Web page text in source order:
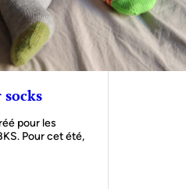
pour les
Pour cet été,